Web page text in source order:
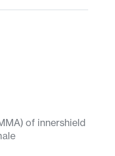
of innershield